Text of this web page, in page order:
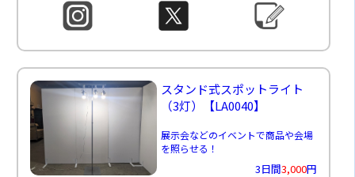
スタンド式スポットライト
（3灯）
【LA0040】
展示会などのイベントで商品や会場
を照らせる！
3日間3,000円